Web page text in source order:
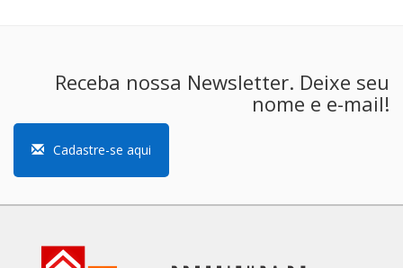
Receba nossa Newsletter. Deixe seu
nome e e-mail!
Cadastre-se aqui